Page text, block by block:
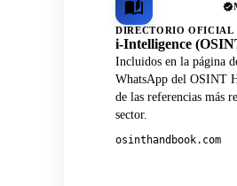
DIRECTORIO OFICIAL
i-Intelligence
Incluidos en la página
WhatsApp del OSINT
de las referencias más
sector.
osinthandbook.com